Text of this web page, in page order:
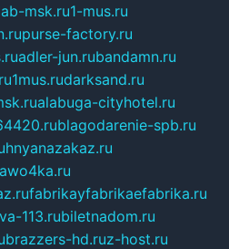
msk.ru1-mus.ru
purse-factory.ru
adler-jun.rubandamn.ru
1mus.rudarksand.ru
alabuga-cityhotel.ru
blagodarenie-spb.ru
fabrikayfabrikaefabrika.ru
113.rubiletnadom.ru
brazzers-hd.ruz-host.ru